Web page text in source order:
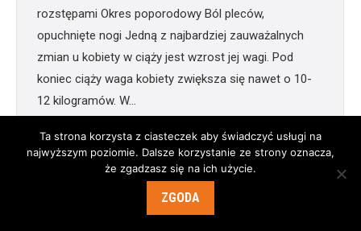
rozstępami Okres poporodowy Ból pleców,
opuchnięte nogi Jedną z najbardziej zauważalnych
zmian u kobiety w ciąży jest wzrost jej wagi. Pod
koniec ciąży waga kobiety zwiększa się nawet o 10-
12 kilogramów. W…
© Aplimedica 2009-2019. Wszystkie prawa zastrzeżone.
Menu 2
Ta strona korzysta z ciasteczek aby świadczyć usługi na
najwyższym poziomie. Dalsze korzystanie ze strony oznacza,
że zgadzasz się na ich użycie.
ZGODA